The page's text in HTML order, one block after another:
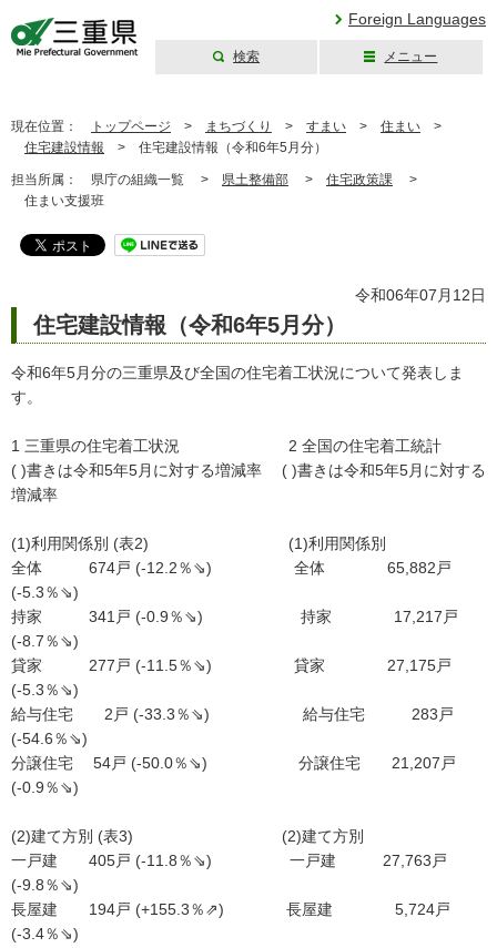
Foreign Languages
検索 メニュー
現在位置： トップページ > まちづくり > すまい > 住まい >
住宅建設情報 > 住宅建設情報（令和6年5月分）
担当所属： 県庁の組織一覧 > 県土整備部 > 住宅政策課 >
住まい支援班
令和06年07月12日
住宅建設情報（令和6年5月分）
令和6年5月分の三重県及び全国の住宅着工状況について発表しま
す。
1 三重県の住宅着工状況 2 全国の住宅着工統計
( )書きは令和5年5月に対する増減率 ( )書きは令和5年5月に対する
増減率
(1)利用関係別 (表2) (1)利用関係別
全体 674戸 (-12.2％⇘) 全体 65,882戸
(-5.3％⇘)
持家 341戸 (-0.9％⇘) 持家 17,217戸
(-8.7％⇘)
貸家 277戸 (-11.5％⇘) 貸家 27,175戸
(-5.3％⇘)
給与住宅 2戸 (-33.3％⇘) 給与住宅 283戸
(-54.6％⇘)
分譲住宅 54戸 (-50.0％⇘) 分譲住宅 21,207戸
(-0.9％⇘)
(2)建て方別 (表3) (2)建て方別
一戸建 405戸 (-11.8％⇘) 一戸建 27,763戸
(-9.8％⇘)
長屋建 194戸 (+155.3％⇗) 長屋建 5,724戸
(-3.4％⇘)